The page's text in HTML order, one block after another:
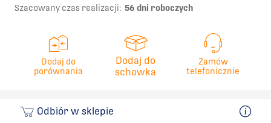
Szacowany czas realizacji: 56 dni roboczych
Dodaj do
porównania
Dodaj do
schowka
Zamów
telefonicznie
Odbiór w sklepie